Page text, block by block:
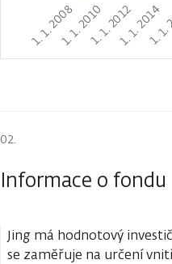
1. 1. 20081. 1. 20101. 1. 20121. 1. 2014
1.
Informace o fondu
Jing má hodnotový
se zaměřuje na určení